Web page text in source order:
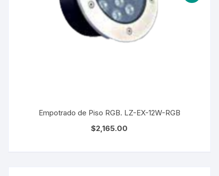
Empotrado de Piso RGB. LZ-EX-12W-RGB
$2,165.00